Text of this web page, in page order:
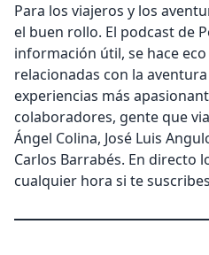
Para los viajeros y los
el buen rollo. El podcast de
información útil, se hace
relacionadas con la
experiencias más
colaboradores, gente que
Ángel Colina, José Luis
Carlos Barrabés. En directo
cualquier hora si te